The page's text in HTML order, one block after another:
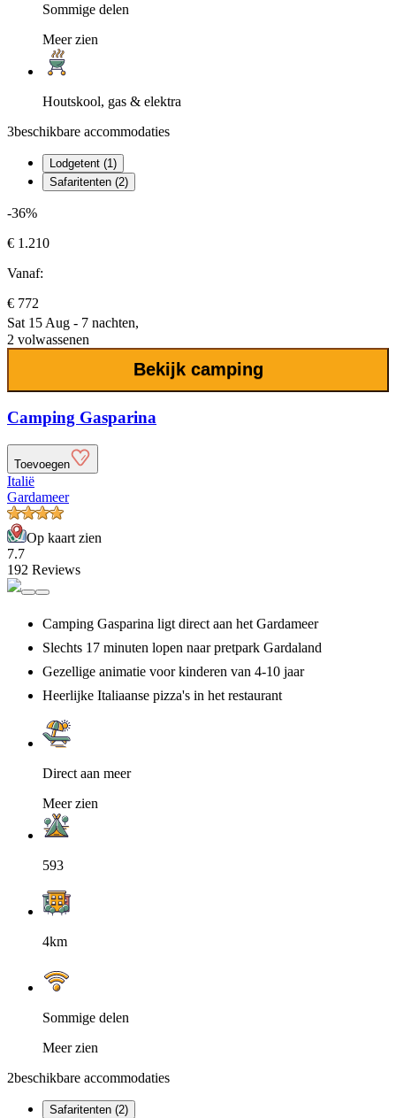
Sommige delen
Meer zien
Houtskool, gas & elektra
3beschikbare accommodaties
Lodgetent (1)
Safaritenten (2)
-36%
€ 1.210
Vanaf:
€ 772
Sat 15 Aug - 7 nachten,
2 volwassenen
Bekijk camping
Camping Gasparina
Toevoegen
Italië
Gardameer
Op kaart zien
7.7
192 Reviews
Camping Gasparina ligt direct aan het Gardameer
Slechts 17 minuten lopen naar pretpark Gardaland
Gezellige animatie voor kinderen van 4-10 jaar
Heerlijke Italiaanse pizza's in het restaurant
Direct aan meer
Meer zien
593
4km
Sommige delen
Meer zien
2beschikbare accommodaties
Safaritenten (2)